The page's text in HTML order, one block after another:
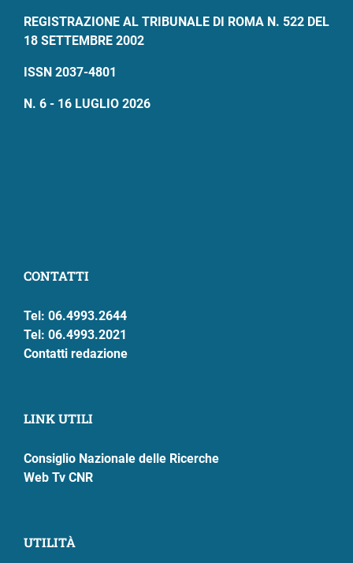
REGISTRAZIONE AL TRIBUNALE DI ROMA N. 522 DEL
18 SETTEMBRE 2002
ISSN 2037-4801
N. 6 - 16 LUGLIO 2026
CONTATTI
Tel: 06.4993.2644
Tel: 06.4993.2021
Contatti redazione
LINK UTILI
Consiglio Nazionale delle Ricerche
Web Tv CNR
UTILITÀ